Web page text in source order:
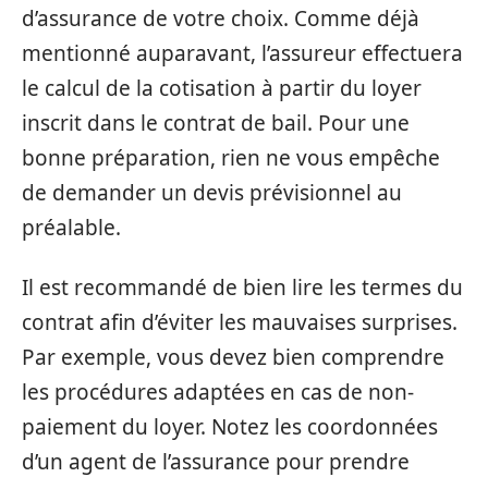
d’assurance de votre choix. Comme déjà
mentionné auparavant, l’assureur effectuera
le calcul de la cotisation à partir du loyer
inscrit dans le contrat de bail. Pour une
bonne préparation, rien ne vous empêche
de demander un devis prévisionnel au
préalable.
Il est recommandé de bien lire les termes du
contrat afin d’éviter les mauvaises surprises.
Par exemple, vous devez bien comprendre
les procédures adaptées en cas de non-
paiement du loyer. Notez les coordonnées
d’un agent de l’assurance pour prendre